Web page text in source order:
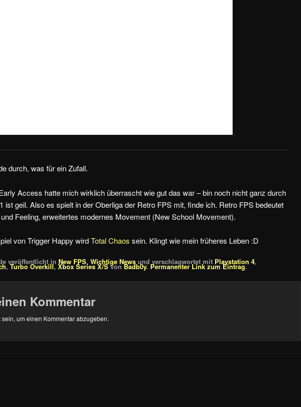
durch, was für ein Zufall.
Access hatte mich wirklich überrascht wie gut das war – bin noch nicht ganz durch
ist geil. Also es spielt in der Oberliga der Retro FPS mit, finde ich. Retro FPS bedeutet
Feeling, erweitertes modernes Movement (New School Movement).
von Trigger Happy wirdTotal Chaos sein. Klingt wie mein früheres Leben :D
veröffentlicht inNew FPS,Wichtige News und verschlagwortet mit Playstation 4,
,Turbo Overkill,Xbox Series X/SvonBadb0y.Permanenter Link zum Eintrag.
Kommentar
sein, um einen Kommentar abzugeben.